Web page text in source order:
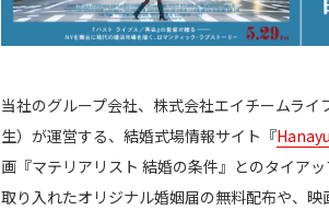
当社のグループ会社、株式会社エイチームラ
生）が運営する、結婚式場情報サイト『
画『マテリアリスト 結婚の条件』とのタイア
取り入れたオリジナル婚姻届の無料配布や、